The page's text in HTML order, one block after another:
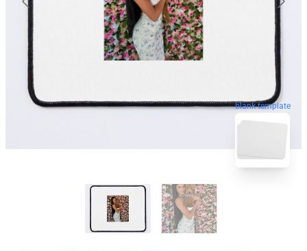
blank template